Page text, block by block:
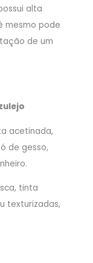
alta
mesmo pode
de um
acetinada,
de gesso,
tinta
texturizadas,